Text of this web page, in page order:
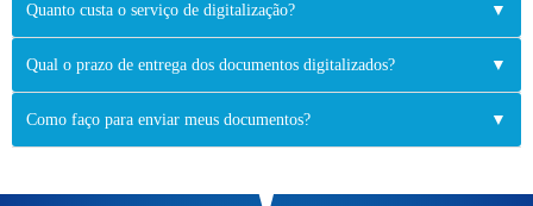
Quanto custa o serviço de digitalização? ▼
Qual o prazo de entrega dos documentos digitalizados? ▼
Como faço para enviar meus documentos? ▼